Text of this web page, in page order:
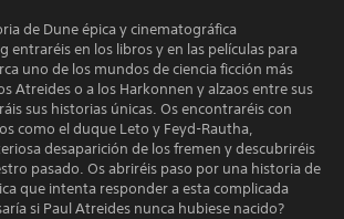
de Dune épica y cinematográfica
entraréis en los libros y en las películas para
uno de los mundos de ciencia ficción más
Atreides o a los Harkonnen y alzaos entre sus
sus historias únicas. Os encontraréis con
como el duque Leto y Feyd-Rautha,
desaparición de los fremen y descubriréis
pasado. Os abriréis paso por una historia de
que intenta responder a esta complicada
si Paul Atreides nunca hubiese nacido?